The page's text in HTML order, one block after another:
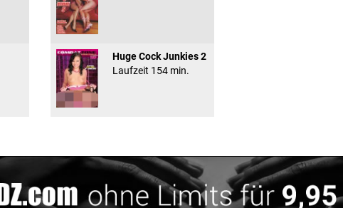
Huge Cock Junkies 2
Laufzeit 154 min.